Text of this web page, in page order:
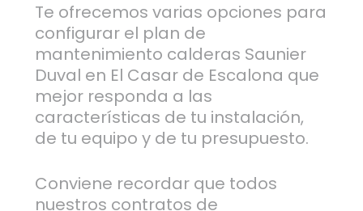
Te ofrecemos varias opciones para
configurar el plan de
mantenimiento calderas Saunier
Duval en El Casar de Escalona que
mejor responda a las
características de tu instalación,
de tu equipo y de tu presupuesto.
Conviene recordar que todos
nuestros contratos de